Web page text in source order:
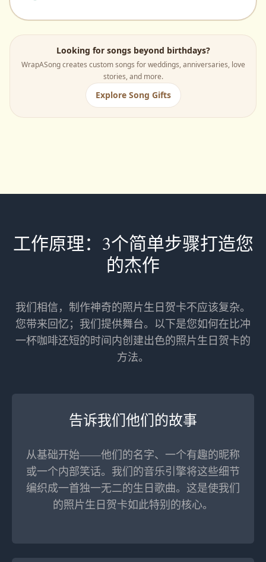
Looking for songs beyond birthdays?
WrapASong creates custom songs for weddings, anniversaries, love
stories, and more.
Explore Song Gifts
工作原理：3个简单步骤打造您
的杰作
我们相信，制作神奇的照片生日贺卡不应该复杂。
您带来回忆；我们提供舞台。以下是您如何在比冲
一杯咖啡还短的时间内创建出色的照片生日贺卡的
方法。
告诉我们他们的故事
从基础开始——他们的名字、一个有趣的昵称
或一个内部笑话。我们的音乐引擎将这些细节
编织成一首独一无二的生日歌曲。这是使我们
的照片生日贺卡如此特别的核心。